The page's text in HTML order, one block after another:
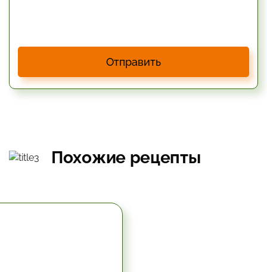
Отправить
Похожие рецепты